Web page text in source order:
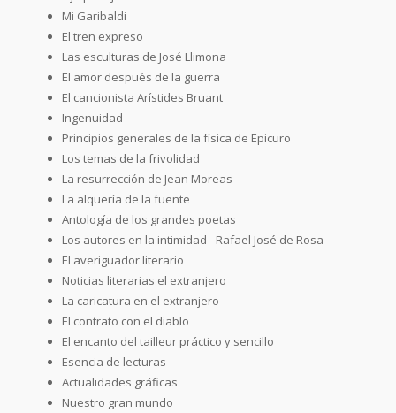
Mi Garibaldi
El tren expreso
Las esculturas de José Llimona
El amor después de la guerra
El cancionista Arístides Bruant
Ingenuidad
Principios generales de la física de Epicuro
Los temas de la frivolidad
La resurrección de Jean Moreas
La alquería de la fuente
Antología de los grandes poetas
Los autores en la intimidad - Rafael José de Rosa
El averiguador literario
Noticias literarias el extranjero
La caricatura en el extranjero
El contrato con el diablo
El encanto del tailleur práctico y sencillo
Esencia de lecturas
Actualidades gráficas
Nuestro gran mundo